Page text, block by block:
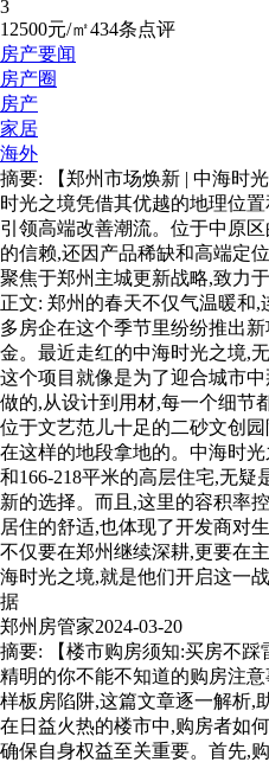
3
12500元/㎡434条点评
房产要闻
房产圈
房产
家居
海外
摘要: 【郑州市场焕新 | 中海时
时光之境凭借其优越的地理位
引领高端改善潮流。位于中原
的信赖,还因产品稀缺和高端定
聚焦于郑州主城更新战略,致力
正文: 郑州的春天不仅气温暖和
多房企在这个季节里纷纷推出
金。最近走红的中海时光之境,
这个项目就像是为了迎合城市
做的,从设计到用材,每一个细节
位于文艺范儿十足的二砂文创
在这样的地段拿地的。中海时
和166-218平米的高层住宅,无
新的选择。而且,这里的容积率
居住的舒适,也体现了开发商对
不仅要在郑州继续深耕,更要在
海时光之境,就是他们开启这一
据
郑州房管家2024-03-20
摘要: 【楼市购房须知:买房不
精明的你不能不知道的购房注
样板房陷阱,这篇文章逐一解析,
在日益火热的楼市中,购房者如
确保自身权益至关重要。首先,